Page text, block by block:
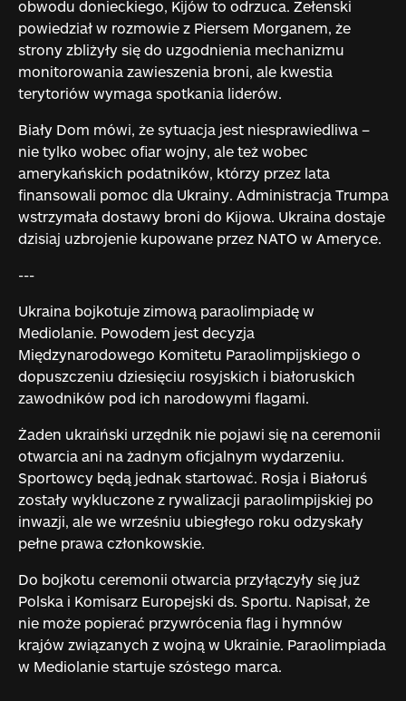
obwodu donieckiego, Kijów to odrzuca. Zełenski
powiedział w rozmowie z Piersem Morganem, że
strony zbliżyły się do uzgodnienia mechanizmu
monitorowania zawieszenia broni, ale kwestia
terytoriów wymaga spotkania liderów.
Biały Dom mówi, że sytuacja jest niesprawiedliwa –
nie tylko wobec ofiar wojny, ale też wobec
amerykańskich podatników, którzy przez lata
finansowali pomoc dla Ukrainy. Administracja Trumpa
wstrzymała dostawy broni do Kijowa. Ukraina dostaje
dzisiaj uzbrojenie kupowane przez NATO w Ameryce.
---
Ukraina bojkotuje zimową paraolimpiadę w
Mediolanie. Powodem jest decyzja
Międzynarodowego Komitetu Paraolimpijskiego o
dopuszczeniu dziesięciu rosyjskich i białoruskich
zawodników pod ich narodowymi flagami.
Żaden ukraiński urzędnik nie pojawi się na ceremonii
otwarcia ani na żadnym oficjalnym wydarzeniu.
Sportowcy będą jednak startować. Rosja i Białoruś
zostały wykluczone z rywalizacji paraolimpijskiej po
inwazji, ale we wrześniu ubiegłego roku odzyskały
pełne prawa członkowskie.
Do bojkotu ceremonii otwarcia przyłączyły się już
Polska i Komisarz Europejski ds. Sportu. Napisał, że
nie może popierać przywrócenia flag i hymnów
krajów związanych z wojną w Ukrainie. Paraolimpiada
w Mediolanie startuje szóstego marca.